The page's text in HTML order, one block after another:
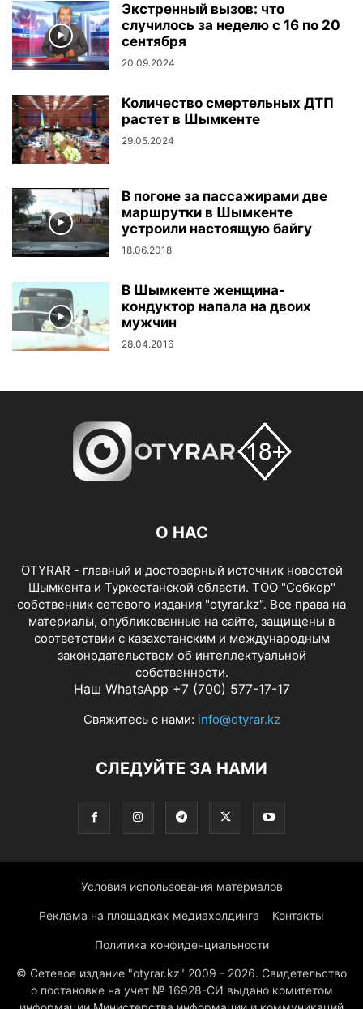
Экстренный вызов: что
случилось за неделю с 16 по 20
сентября
20.09.2024
Количество смертельных ДТП
растет в Шымкенте
29.05.2024
В погоне за пассажирами две
маршрутки в Шымкенте
устроили настоящую байгу
18.06.2018
В Шымкенте женщина-
кондуктор напала на двоих
мужчин
28.04.2016
О НАС
OTYRAR - главный и достоверный источник новостей
Шымкента и Туркестанской области. ТОО "Собкор"
собственник сетевого издания "otyrar.kz". Все права на
материалы, опубликованные на сайте, защищены в
соответствии с казахстанским и международным
законодательством об интеллектуальной
собственности.
Наш WhatsApp +7 (700) 577-17-17
Свяжитесь с нами: info@otyrar.kz
СЛЕДУЙТЕ ЗА НАМИ
Условия использования материалов
Реклама на площадках медиахолдинга Контакты
Политика конфиденциальности
© Сетевое издание "otyrar.kz" 2009 - 2026. Свидетельство
о постановке на учет № 16928-СИ выдано комитетом